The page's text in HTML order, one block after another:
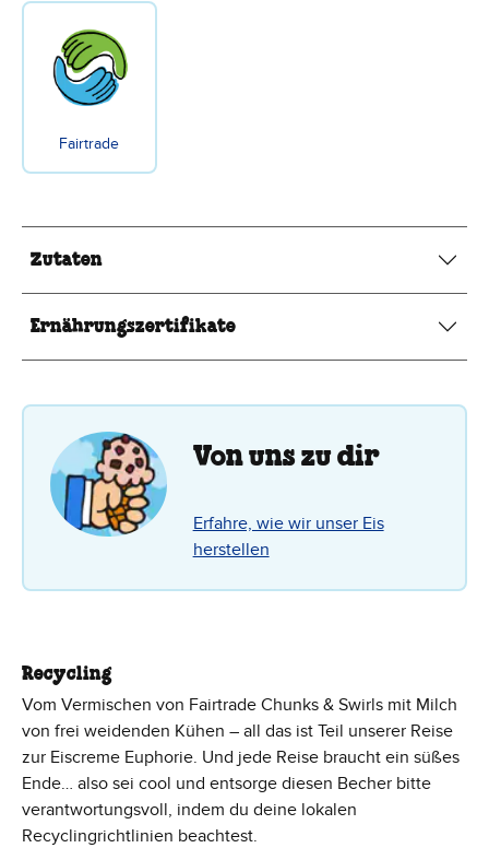
Fairtrade
Zutaten
Ernährungszertifikate
Von uns zu dir
Erfahre, wie wir unser Eis
herstellen
Recycling
Vom Vermischen von Fairtrade Chunks & Swirls mit Milch
von frei weidenden Kühen – all das ist Teil unserer Reise
zur Eiscreme Euphorie. Und jede Reise braucht ein süßes
Ende… also sei cool und entsorge diesen Becher bitte
verantwortungsvoll, indem du deine lokalen
Recyclingrichtlinien beachtest.